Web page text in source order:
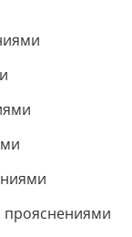
прояснениями